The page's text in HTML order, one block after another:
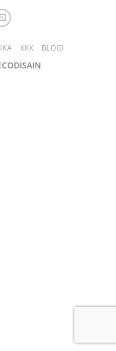
KKK BLOGI